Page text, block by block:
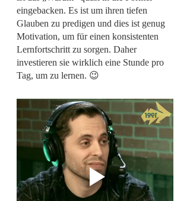
eingebacken. Es ist um ihren tiefen
Glauben zu predigen und dies ist genug
Motivation, um für einen konsistenten
Lernfortschritt zu sorgen. Daher
investieren sie wirklich eine Stunde pro
Tag, um zu lernen. 😉